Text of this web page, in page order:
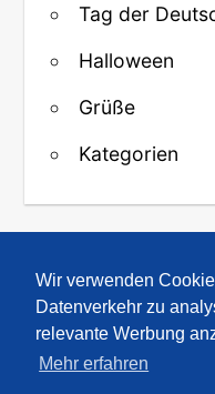
Wir verwenden
Datenverkehr zu
relevante Werbung
Mehr erfahren
Tag der
Halloween
Grüße
Kategorien
↑
Über uns·Kontakt
© 2008-2026